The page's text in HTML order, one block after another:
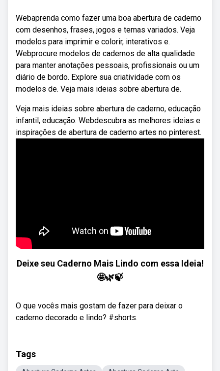
Webaprenda como fazer uma boa abertura de caderno
com desenhos, frases, jogos e temas variados. Veja
modelos para imprimir e colorir, interativos e.
Webprocure modelos de cadernos de alta qualidade
para manter anotações pessoais, profissionais ou um
diário de bordo. Explore sua criatividade com os
modelos de. Veja mais ideias sobre abertura de.
Veja mais ideias sobre abertura de caderno, educação
infantil, educação. Webdescubra as melhores ideias e
inspirações de abertura de caderno artes no pinterest.
Deixe seu Caderno Mais Lindo com essa Ideia!
🤩🌿🍃
O que vocês mais gostam de fazer para deixar o
caderno decorado e lindo? #shorts.
Tags